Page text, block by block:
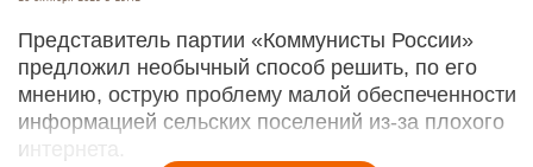
Представитель партии «Коммунисты России»
предложил необычный способ решить, по его
мнению, острую проблему малой обеспеченности
информацией сельских поселений из-за плохого
интернета.